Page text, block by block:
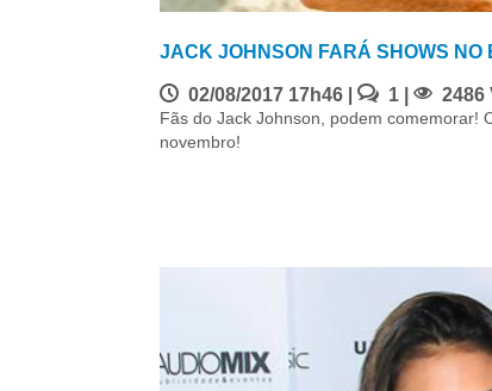
JACK JOHNSON FARÁ SHOWS NO
02/08/2017 17h46 | 1 | 2486
Fãs do Jack Johnson, podem comemorar!
novembro!